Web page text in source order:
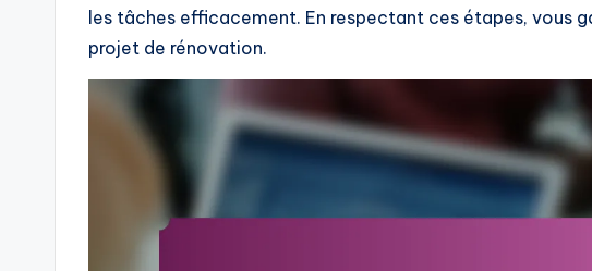
les tâches efficacement. En respectant ces étapes, vous
projet de rénovation.